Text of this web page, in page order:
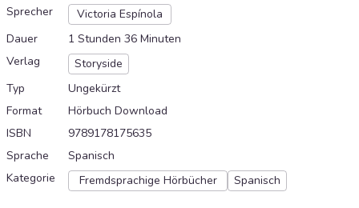
Sprecher
Victoria Espínola
Dauer
1 Stunden 36 Minuten
Verlag
Storyside
Typ
Ungekürzt
Format
Hörbuch Download
ISBN
9789178175635
Sprache
Spanisch
Kategorie
Fremdsprachige Hörbücher Spanisch